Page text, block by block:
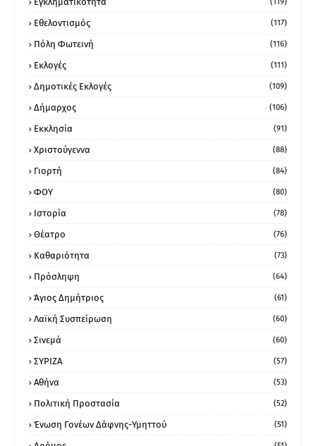
(119)
Εθελοντισμός (117)
Πόλη Φωτεινή (116)
Εκλογές (111)
Δημοτικές Εκλογές (109)
Δήμαρχος (106)
Εκκλησία (91)
Χριστούγεννα (88)
Γιορτή (84)
ΦΟΥ (80)
Ιστορία (78)
Θέατρο (76)
Καθαριότητα (73)
Πρόσληψη (64)
Άγιος Δημήτριος (61)
Λαϊκή Συσπείρωση (60)
Σινεμά (60)
ΣΥΡΙΖΑ (57)
Αθήνα (53)
Πολιτική Προστασία (52)
Ένωση Γονέων Δάφνης-Υμηττού (51)